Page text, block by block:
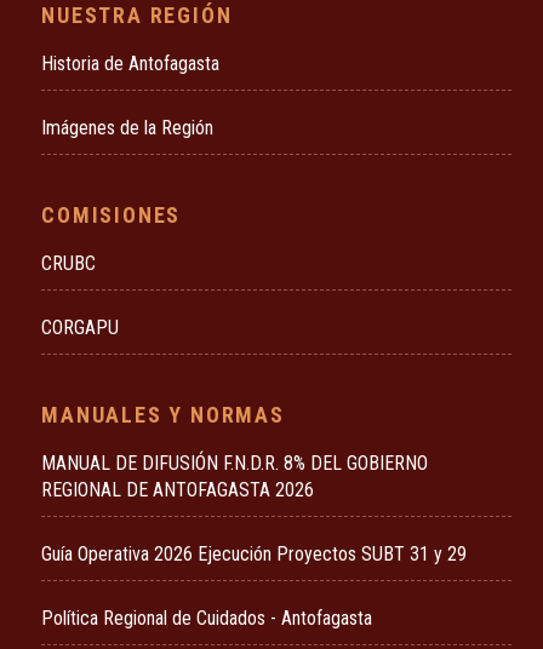
NUESTRA REGIÓN
Historia de Antofagasta
Imágenes de la Región
COMISIONES
CRUBC
CORGAPU
MANUALES Y NORMAS
MANUAL DE DIFUSIÓN F.N.D.R. 8% DEL GOBIERNO
REGIONAL DE ANTOFAGASTA 2026
Guía Operativa 2026 Ejecución Proyectos SUBT 31 y 29
Política Regional de Cuidados - Antofagasta